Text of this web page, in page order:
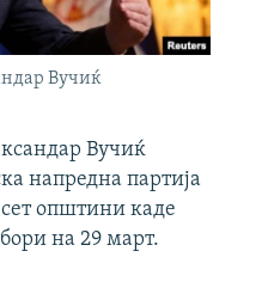
Вучиќ
Вучиќ
напредна партија
општини каде
на 29 март.